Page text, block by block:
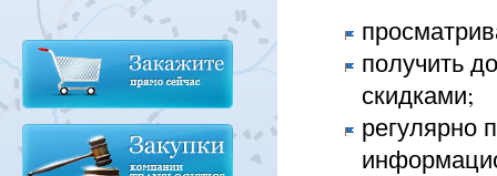
получить
скидками;
регулярно